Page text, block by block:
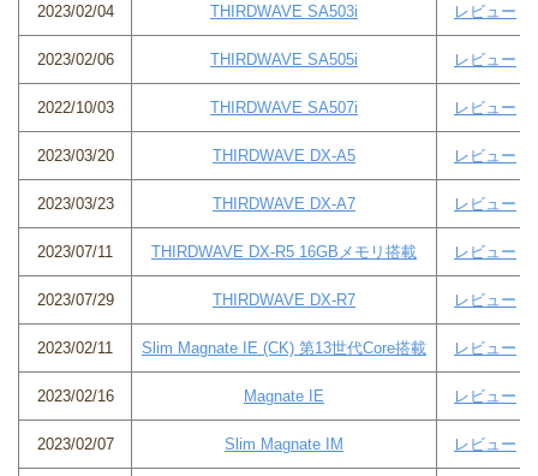
2023/02/04 THIRDWAVE SA503i レビュー
2023/02/06 THIRDWAVE SA505i レビュー
2022/10/03 THIRDWAVE SA507i レビュー
2023/03/20 THIRDWAVE DX-A5 レビュー
2023/03/23 THIRDWAVE DX-A7 レビュー
2023/07/11 THIRDWAVE DX-R5 16GBメモリ搭載 レビュー
2023/07/29 THIRDWAVE DX-R7 レビュー
2023/02/11 Slim Magnate IE (CK) 第13世代Core搭載 レビュー
2023/02/16 Magnate IE レビュー
2023/02/07 Slim Magnate IM レビュー